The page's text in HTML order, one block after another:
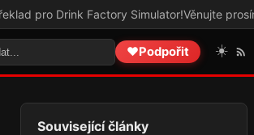
Věnujte prosím pozornost tomuto
❤️Podpořit ☀️
Související články